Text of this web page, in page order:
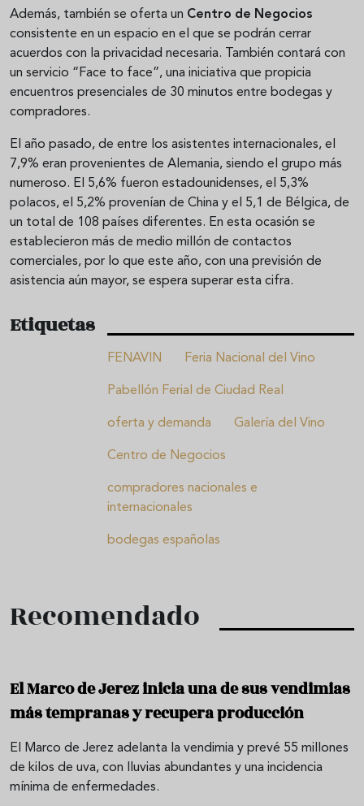
Además, también se oferta un Centro de Negocios
consistente en un espacio en el que se podrán cerrar
acuerdos con la privacidad necesaria. También contará con
un servicio “Face to face”, una iniciativa que propicia
encuentros presenciales de 30 minutos entre bodegas y
compradores.
El año pasado, de entre los asistentes internacionales, el
7,9% eran provenientes de Alemania, siendo el grupo más
numeroso. El 5,6% fueron estadounidenses, el 5,3%
polacos, el 5,2% provenían de China y el 5,1 de Bélgica, de
un total de 108 países diferentes. En esta ocasión se
establecieron más de medio millón de contactos
comerciales, por lo que este año, con una previsión de
asistencia aún mayor, se espera superar esta cifra.
Etiquetas
FENAVIN Feria Nacional del Vino
Pabellón Ferial de Ciudad Real
oferta y demanda Galería del Vino
Centro de Negocios
compradores nacionales e
internacionales
bodegas españolas
Recomendado
El Marco de Jerez inicia una de sus vendimias
más tempranas y recupera producción
El Marco de Jerez adelanta la vendimia y prevé 55 millones
de kilos de uva, con lluvias abundantes y una incidencia
mínima de enfermedades.